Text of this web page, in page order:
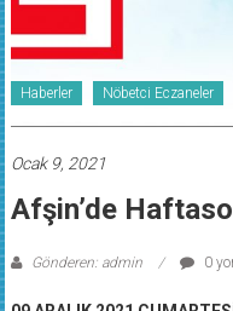
Haberler Nöbetci Eczaneler
Ocak 9, 2021
Afşin’de
Gönderen: admin 0